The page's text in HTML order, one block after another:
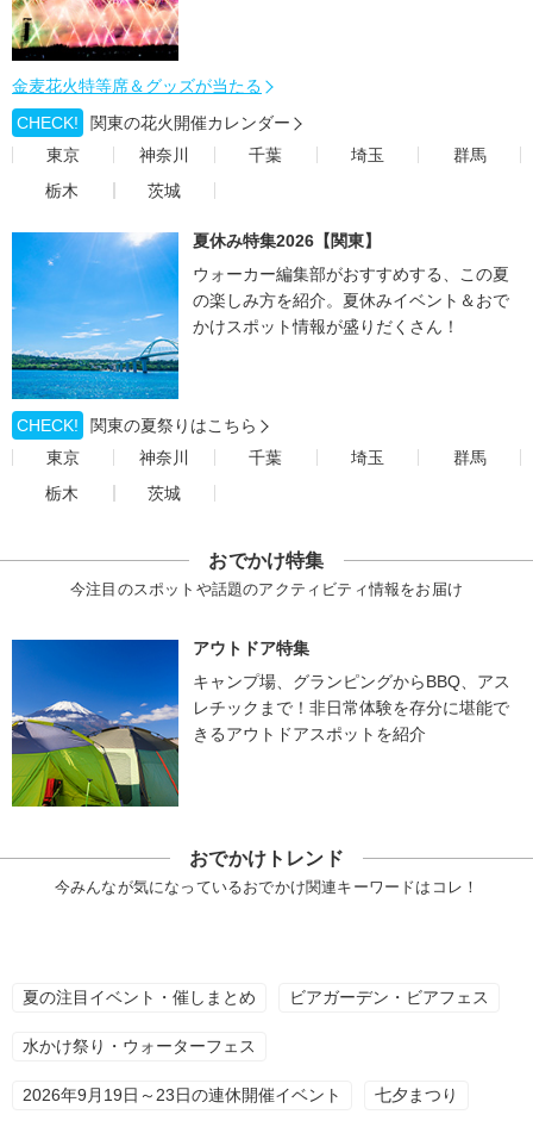
金麦花火特等席＆グッズが当たる
CHECK!
関東の花火開催カレンダー
東京
神奈川 千葉 埼玉
群馬
栃木
茨城
夏休み特集2026【関東】
ウォーカー編集部がおすすめする、この夏
の楽しみ方を紹介。夏休みイベント＆おで
かけスポット情報が盛りだくさん！
CHECK!
関東の夏祭りはこちら
東京
神奈川 千葉 埼玉
群馬
栃木
茨城
おでかけ特集
今注目のスポットや話題のアクティビティ情報をお届け
アウトドア特集
キャンプ場、グランピングからBBQ、アス
レチックまで！非日常体験を存分に堪能で
きるアウトドアスポットを紹介
おでかけトレンド
今みんなが気になっているおでかけ関連キーワードはコレ！
夏の注目イベント・催しまとめ ビアガーデン・ビアフェス
水かけ祭り・ウォーターフェス
2026年9月19日～23日の連休開催イベント 七夕まつり